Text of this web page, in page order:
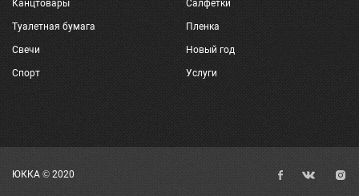
Канцтовары Салфетки
Туалетная бумага Пленка
Свечи Новый год
Спорт Услуги
ЮККА © 2020